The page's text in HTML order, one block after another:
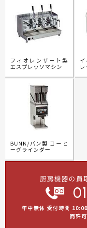
フィオレンザート製
エスプレッソマシン
BUNN/バン製 コーヒ
ーグラインダー
厨房機器の
年中無休 受付時間
商許